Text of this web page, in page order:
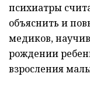
психиатры
объяснить и
медиков,
рождении
взросления